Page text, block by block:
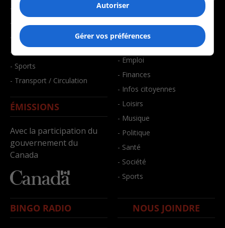
- Éducation
- Environnement
- Faits divers
- Santé et bien-être
- Sports
- Transport / Circulation
ÉMISSIONS
Avec la participation du
gouvernement du
Canada
- Affaires
- Art de vivre
- Bien-être
- Emploi
- Finances
- Infos citoyennes
- Loisirs
- Musique
- Politique
- Santé
- Société
- Sports
BINGO RADIO NOUS JOINDRE
Autoriser
Gérer vos préférences